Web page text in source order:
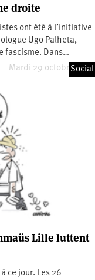
droite
ont été à l’initiative
Ugo Palheta,
fascisme. Dans…
Mardi 29 octobre 2024
Social
Lille luttent
ce jour. Les 26